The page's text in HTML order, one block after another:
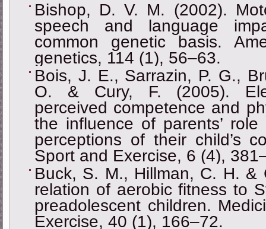
Bishop, D. V. M. (2002).
speech and language
common genetic basis.
genetics, 114 (1), 56–63.
Bois, J. E., Sarrazin, P. G.,
O. & Cury, F. (2005).
perceived competence and
the influence of parents’
perceptions of their child’s
Sport and Exercise, 6 (4),
Buck, S. M., Hillman, C. H. &
relation of aerobic fitness to
preadolescent children.
Exercise, 40 (1), 166–72.